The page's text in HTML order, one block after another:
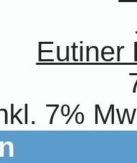
Eutiner
7%